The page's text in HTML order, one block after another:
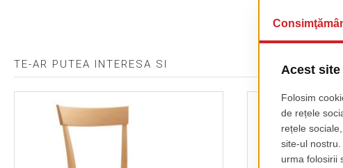
TE-AR PUTEA INTERESA SI